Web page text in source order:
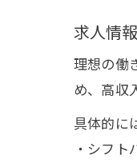
求人情
理想の働
め、高収
具体的に
・シフト